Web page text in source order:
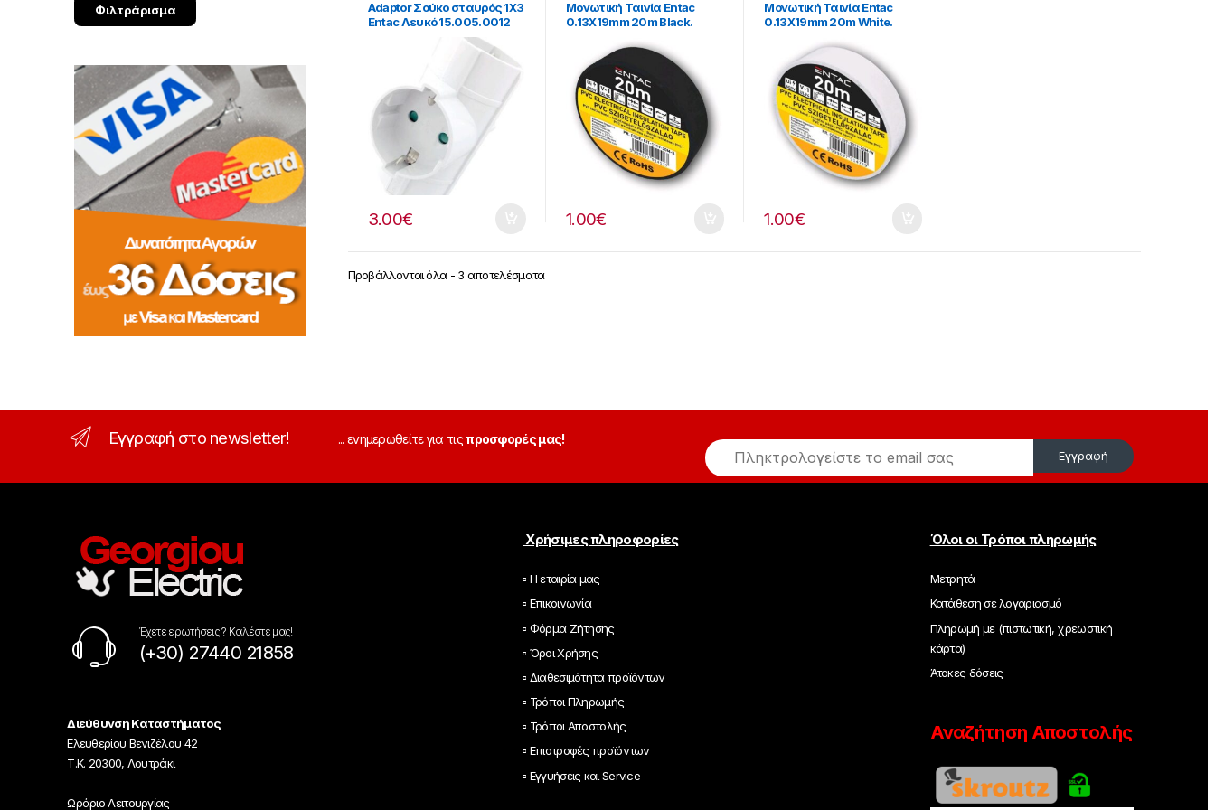
Adaptor Σούκο σταυρός 1X3
Entac Λευκό 15.005.0012
3.00€
Μονωτική Ταινία Entac
0.13Χ19mm 20m Black.
1.00€
Μονωτική Ταινία Entac
0.13Χ19mm 20m White.
1.00€
Προβάλλονται όλα - 3 αποτελέσματα
Φιλτράρισμα
Εγγραφή στο newsletter! ... ενημερωθείτε για τιςπροσφορές μας!
E
m
a
Εγγραφή
Έχετε ερωτήσεις ? Καλέστε μας!
(+30) 27440 21858
Διεύθυνση Καταστήματος
Ελευθερίου Βενιζέλου 42
Τ.Κ. 20300, Λουτράκι
Ωράριο Λειτουργίας
Χρήσιμες πληροφορίες
▫ Η εταιρία μας
▫ Επικοινωνία
▫ Φόρμα Ζήτησης
▫ Όροι Χρήσης
▫ Διαθεσιμότητα προϊόντων
▫ Τρόποι Πληρωμής
▫ Τρόποι Αποστολής
▫ Επιστροφές προϊόντων
▫ Εγγυήσεις και Service
Όλοι οι Τρόποι πληρωμής
Μετρητά
Κατάθεση σε λογαριασμό
Πληρωμή με (πιστωτική, χρεωστική
κάρτα)
Άτοκες δόσεις
Αναζήτηση Αποστολής